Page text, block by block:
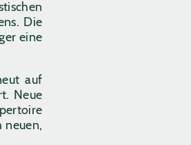
Die
eine
auf
Neue
neuen,